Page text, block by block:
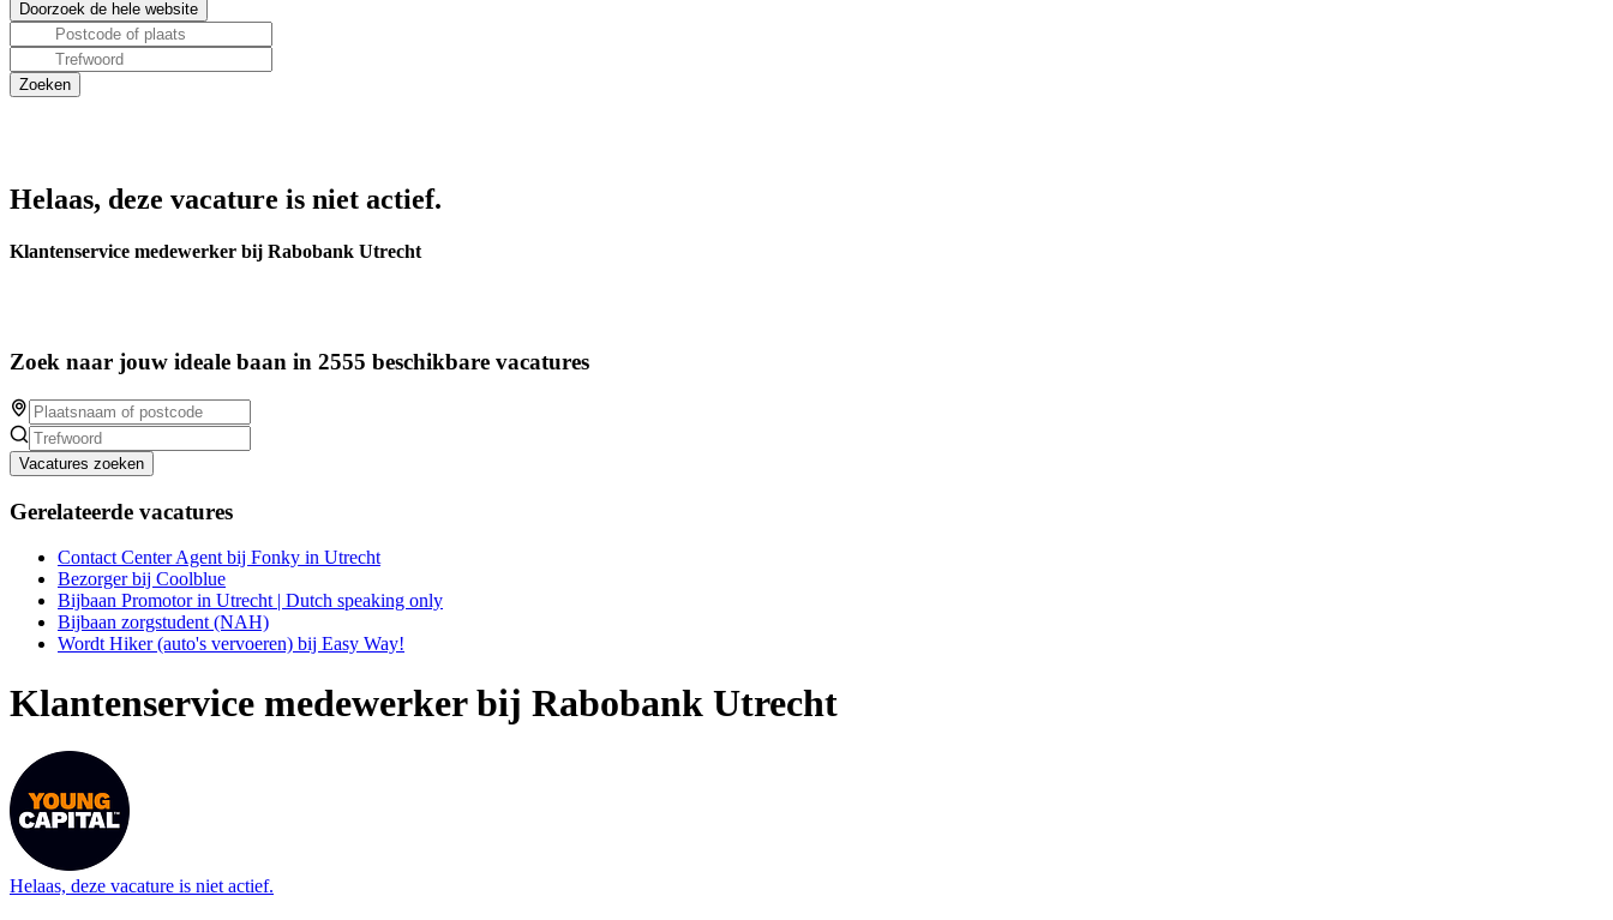
Helaas, deze vacature is niet actief.
Klantenservice medewerker bij Rabobank Utrecht
Zoek naar jouw ideale baan in 2555 beschikbare vacatures
Vacatures zoeken
Gerelateerde vacatures
Contact Center Agent bij Fonky in Utrecht
Bezorger bij Coolblue
Bijbaan Promotor in Utrecht | Dutch speaking only
Bijbaan zorgstudent (NAH)
Wordt Hiker (auto's vervoeren) bij Easy Way!
Klantenservice medewerker bij Rabobank Utrecht
Helaas, deze vacature is niet actief.